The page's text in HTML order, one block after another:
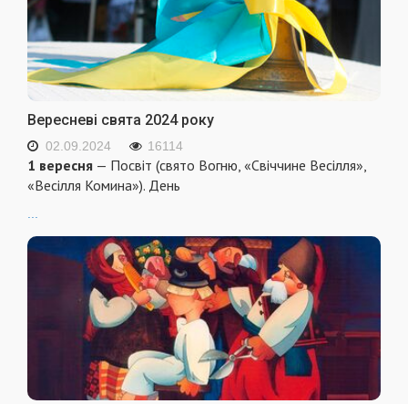
Вересневі свята 2024 року
02.09.2024 16114
1 вересня — Посвіт (свято Вогню, «Свіччине Весілля»,
«Весілля Комина»). День